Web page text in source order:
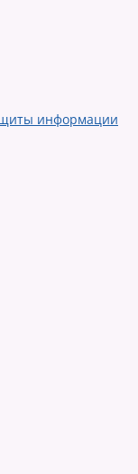
информации